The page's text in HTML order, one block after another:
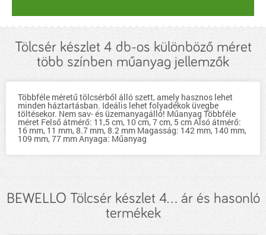
Tölcsér készlet 4 db-os különböző méret
több színben műanyag jellemzők
Többféle méretű tölcsérből álló szett, amely hasznos lehet
minden háztartásban. Ideális lehet folyadékok üvegbe
töltésekor. Nem sav- és üzemanyagálló! Műanyag Többféle
méret Felső átmérő: 11,5 cm, 10 cm, 7 cm, 5 cm Alsó átmérő:
16 mm, 11 mm, 8.7 mm, 8.2 mm Magasság: 142 mm, 140 mm,
109 mm, 77 mm Anyaga: Műanyag
BEWELLO Tölcsér készlet 4... ár és hasonló
termékek